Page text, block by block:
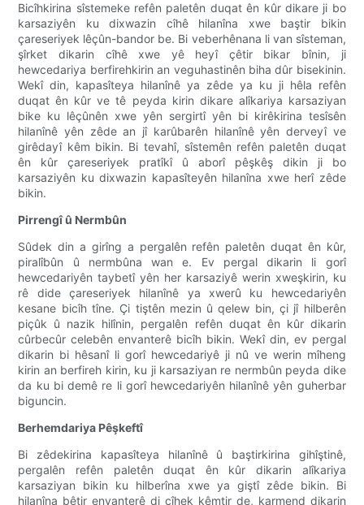
Bicîhkirina sîstemeke refên paletên duqat ên kûr dikare ji bo
karsaziyên ku dixwazin cîhê hilanîna xwe baştir bikin
çareseriyek lêçûn-bandor be. Bi veberhênana li van sîsteman,
şîrket dikarin cîhê xwe yê heyî çêtir bikar bînin, ji
hewcedariya berfirehkirin an veguhastinên biha dûr bisekinin.
Wekî din, kapasîteya hilanînê ya zêde ya ku ji hêla refên
duqat ên kûr ve tê peyda kirin dikare alîkariya karsaziyan
bike ku lêçûnên xwe yên sergirtî yên bi kirêkirina tesîsên
hilanînê yên zêde an jî karûbarên hilanînê yên derveyî ve
girêdayî kêm bikin. Bi tevahî, sîstemên refên paletên duqat
ên kûr çareseriyek pratîkî û aborî pêşkêş dikin ji bo
karsaziyên ku dixwazin kapasîteyên hilanîna xwe herî zêde
bikin.
Pirrengî û Nermbûn
Sûdek din a girîng a pergalên refên paletên duqat ên kûr,
piralîbûn û nermbûna wan e. Ev pergal dikarin li gorî
hewcedariyên taybetî yên her karsaziyê werin xweşkirin, ku
rê dide çareseriyek hilanînê ya xwerû ku hewcedariyên
kesane bicîh tîne. Çi tiştên mezin û qelew bin, çi jî hilberên
piçûk û nazik hilînin, pergalên refên duqat ên kûr dikarin
cûrbecûr celebên envanterê bicîh bikin. Wekî din, ev pergal
dikarin bi hêsanî li gorî hewcedariyê ji nû ve werin mîheng
kirin an berfireh kirin, ku ji karsaziyan re nermbûn peyda dike
da ku bi demê re li gorî hewcedariyên hilanînê yên guherbar
biguncin.
Berhemdariya Pêşkeftî
Bi zêdekirina kapasîteya hilanînê û baştirkirina gihîştinê,
pergalên refên paletên duqat ên kûr dikarin alîkariya
karsaziyan bikin ku hilberîna xwe ya giştî zêde bikin. Bi
hilanîna bêtir envanterê di cîhek kêmtir de, karmend dikarin